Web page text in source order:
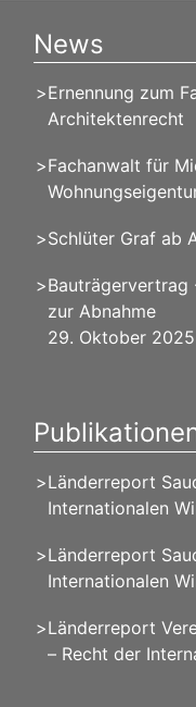
News
Ernennung zum
Architektenrecht
Fachanwalt für
Schlüter Graf ab
Bauträgervertrag
zur Abnahme
29. Oktober 2025
Länderreport
Internationalen
Länderreport
Internationalen
Länderreport
– Recht der